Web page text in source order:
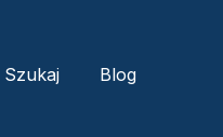
Szukaj
Blog